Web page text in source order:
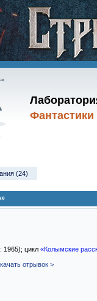
Фантастики
(24)
1965); цикл «Колымские
отрывок >